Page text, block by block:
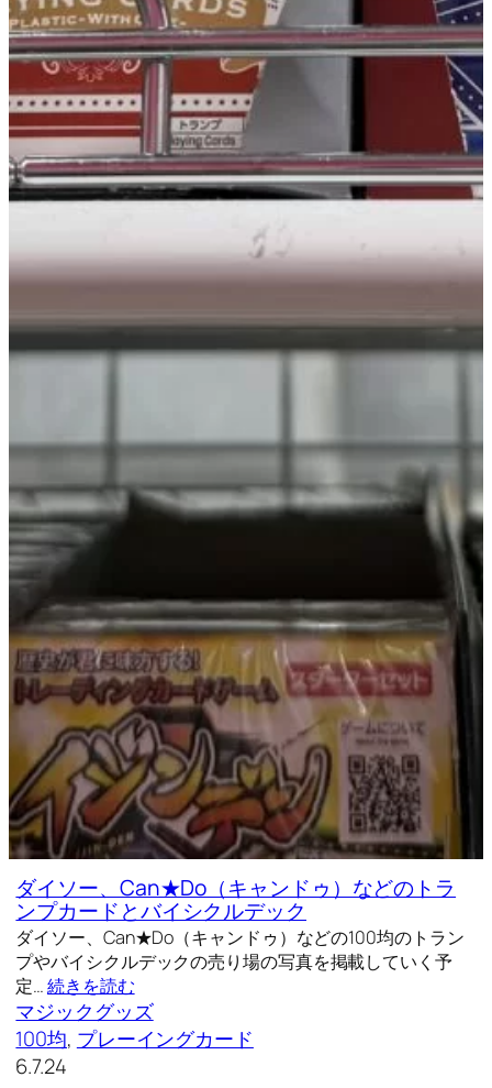
ダイソー、Can★Do（キャンドゥ）などのトラ
ンプカードとバイシクルデック
ダイソー、Can★Do（キャンドゥ）などの100均のトラン
プやバイシクルデックの売り場の写真を掲載していく予
定…続きを読む
マジックグッズ
100均, プレーイングカード
6.7.24